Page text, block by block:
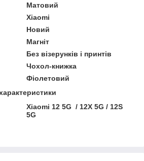
Матовий
Xiaomi
Новий
Магніт
Без візерунків і принтів
Чохол-книжка
Фіолетовий
Xiaomi 12 5G / 12X 5G / 12S
5G